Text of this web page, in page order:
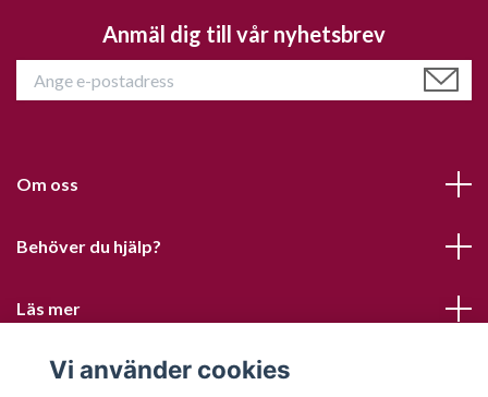
Anmäl dig till vår nyhetsbrev
Om oss
Behöver du hjälp?
Läs mer
Sociala medier
Vi använder cookies